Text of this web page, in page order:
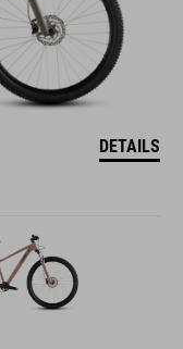
DETAILS